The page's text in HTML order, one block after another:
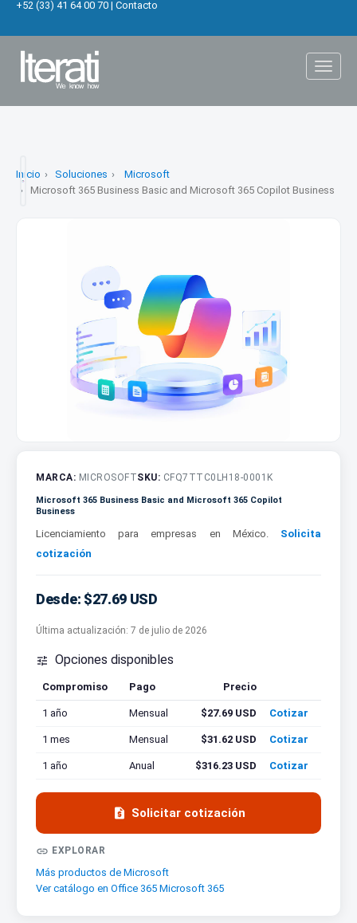
+52 (33) 41 64 00 70 | Contacto
Inicio Soluciones
Microsoft
Microsoft 365 Business Basic and Microsoft 365 Copilot Business
MARCA: MICROSOFTSKU: CFQ7TTC0LH18-0001K
Microsoft 365 Business Basic and Microsoft 365 Copilot
Business
Licenciamiento para empresas en México. Solicita
cotización
Desde: $27.69 USD
Última actualización: 7 de julio de 2026
 Opciones disponibles
Compromiso Pago Precio
1 año
Mensual $27.69 USD Cotizar
1 mes Mensual $31.62 USD Cotizar
1 año Anual $316.23 USD Cotizar
 Solicitar cotización
 EXPLORAR
Más productos de Microsoft
Ver catálogo en Office 365 Microsoft 365